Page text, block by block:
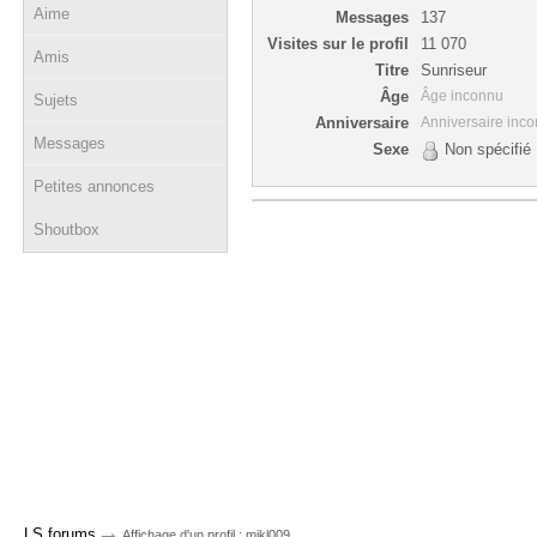
Aime
Amis
Sujets
Messages
Petites annonces
Shoutbox
Messages
137
Visites sur le profil
11 070
Titre
Sunriseur
Âge
Âge inconnu
Anniversaire Anniversaire
Sexe Non spécifié